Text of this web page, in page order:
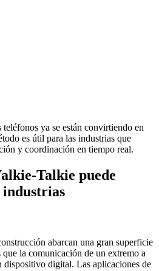
teléfonos ya se están convirtiendo en
es útil para las industrias que
y coordinación en tiempo real.
Talkie puede
industrias
abarcan una gran superficie
la comunicación de un extremo a
dispositivo digital. Las aplicaciones de